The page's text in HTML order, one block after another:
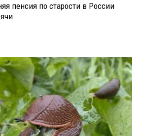
пенсия по старости в России